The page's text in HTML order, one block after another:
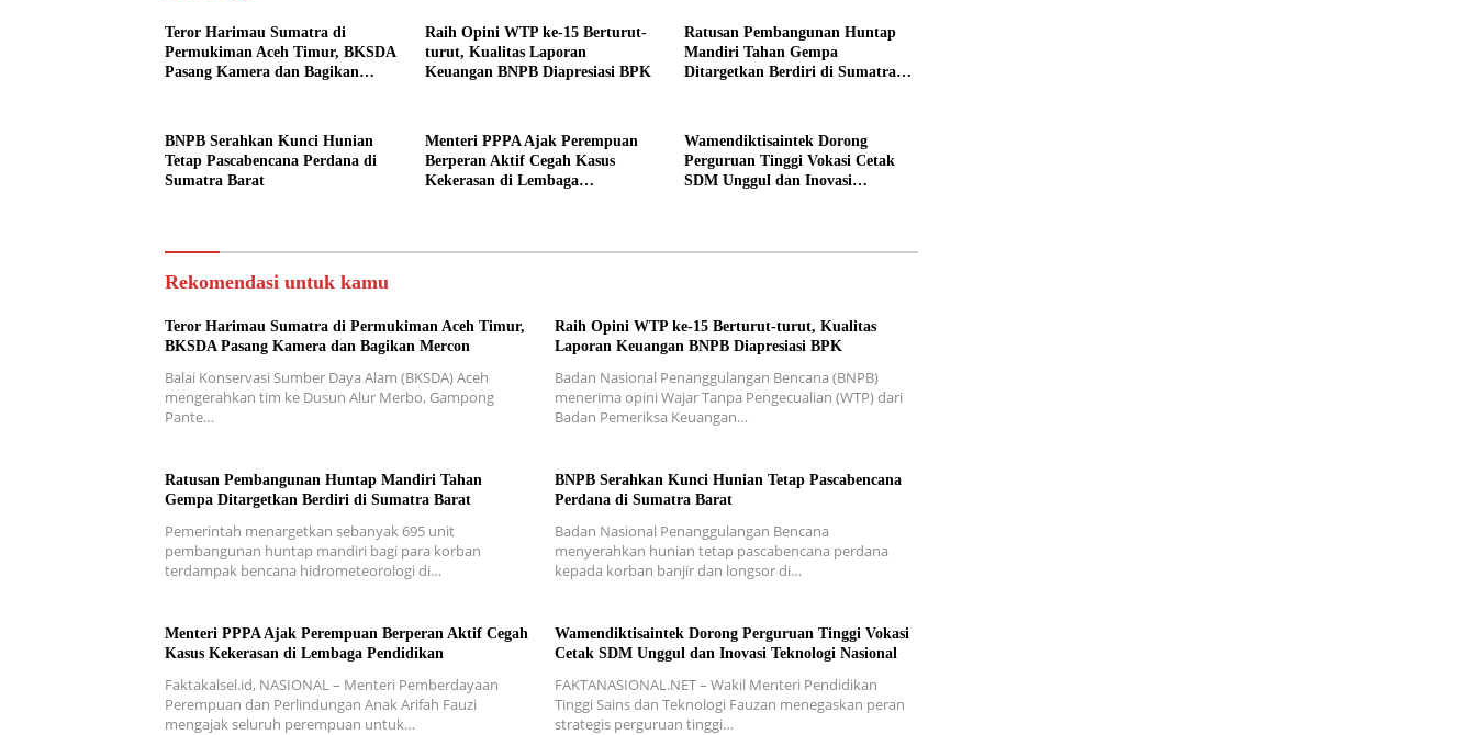
Teror Harimau Sumatra di
Permukiman Aceh Timur, BKSDA
Pasang Kamera dan Bagikan
Raih Opini WTP ke-15 Berturut-
turut, Kualitas Laporan
Keuangan BNPB Diapresiasi BPK
Ratusan Pembangunan Huntap
Mandiri Tahan Gempa
Ditargetkan Berdiri di Sumatra
BNPB Serahkan Kunci Hunian
Tetap Pascabencana Perdana di
Sumatra Barat
Menteri PPPA Ajak Perempuan
Berperan Aktif Cegah Kasus
Kekerasan di Lembaga
Wamendiktisaintek Dorong
Perguruan Tinggi Vokasi Cetak
SDM Unggul dan Inovasi
Rekomendasi untuk kamu
Teror Harimau Sumatra di Permukiman Aceh Timur,
BKSDA Pasang Kamera dan Bagikan Mercon
Balai Konservasi Sumber Daya Alam (BKSDA) Aceh
mengerahkan tim ke Dusun Alur Merbo, Gampong
Pante…
Raih Opini WTP ke-15 Berturut-turut, Kualitas
Laporan Keuangan BNPB Diapresiasi BPK
Badan Nasional Penanggulangan Bencana (BNPB)
menerima opini Wajar Tanpa Pengecualian (WTP) dari
Badan Pemeriksa Keuangan…
Ratusan Pembangunan Huntap Mandiri Tahan
Gempa Ditargetkan Berdiri di Sumatra Barat
Pemerintah menargetkan sebanyak 695 unit
pembangunan huntap mandiri bagi para korban
terdampak bencana hidrometeorologi di…
BNPB Serahkan Kunci Hunian Tetap Pascabencana
Perdana di Sumatra Barat
Badan Nasional Penanggulangan Bencana
menyerahkan hunian tetap pascabencana perdana
kepada korban banjir dan longsor di…
Menteri PPPA Ajak Perempuan Berperan Aktif Cegah
Kasus Kekerasan di Lembaga Pendidikan
Faktakalsel.id, NASIONAL – Menteri Pemberdayaan
Perempuan dan Perlindungan Anak Arifah Fauzi
mengajak seluruh perempuan untuk…
Wamendiktisaintek Dorong Perguruan Tinggi Vokasi
Cetak SDM Unggul dan Inovasi Teknologi Nasional
FAKTANASIONAL.NET – Wakil Menteri Pendidikan
Tinggi Sains dan Teknologi Fauzan menegaskan peran
strategis perguruan tinggi…